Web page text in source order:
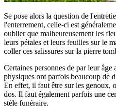
Se pose alors la question de
l'enterrement, celle-ci est
oublier que malheureusement les
leurs pétales et leurs feuilles sur le
coller ces salissures sur la pierre
Certaines personnes de par leur
physiques ont parfois beaucoup de
En effet, il faut être sur les genoux,
dos. Il faut également parfois une
stèle funéraire.